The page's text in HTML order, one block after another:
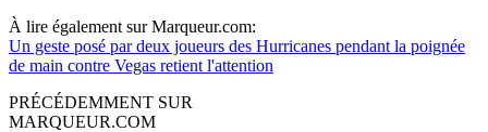
À lire également sur Marqueur.com:
Un geste posé par deux joueurs des Hurricanes pendant la poignée
de main contre Vegas retient l'attention
PRÉCÉDEMMENT SUR
MARQUEUR.COM